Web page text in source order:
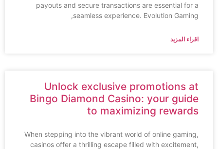
payouts and secure transactions are essential for a
seamless experience. Evolution Gaming,
اقراء المزيد
Unlock exclusive promotions at
Bingo Diamond Casino: your guide
to maximizing rewards
When stepping into the vibrant world of online gaming,
casinos offer a thrilling escape filled with excitement,